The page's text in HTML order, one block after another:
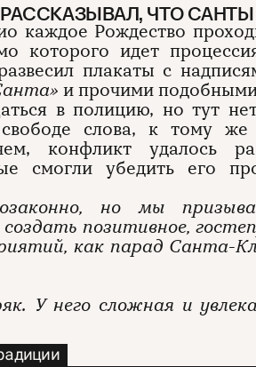
ЧТО САНТЫ
каждое Рождество
которого идет
плакаты с
и прочими
в полицию, но тут
слова, к тому же
конфликт удалось
смогли убедить его
но мы
позитивное,
как парад Санта-
У него сложная и